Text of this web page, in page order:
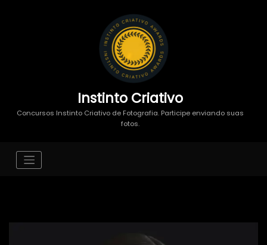
Instinto Criativo
Concursos Instinto Criativo de Fotografia. Participe enviando suas
fotos.